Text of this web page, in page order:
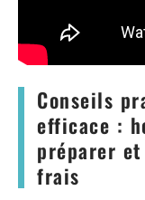
Conseils
efficace :
préparer
frais